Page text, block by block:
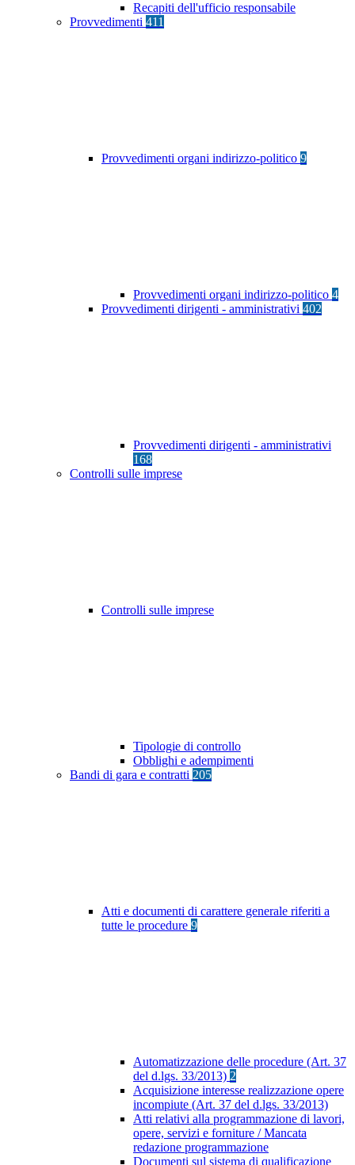
Recapiti dell'ufficio responsabile
Provvedimenti 411
Provvedimenti organi indirizzo-politico 9
Provvedimenti organi indirizzo-politico 4
Provvedimenti dirigenti - amministrativi 402
Provvedimenti dirigenti - amministrativi
168
Controlli sulle imprese
Controlli sulle imprese
Tipologie di controllo
Obblighi e adempimenti
Bandi di gara e contratti 205
Atti e documenti di carattere generale riferiti a
tutte le procedure 9
Automatizzazione delle procedure (Art. 37
del d.lgs. 33/2013) 2
Acquisizione interesse realizzazione opere
incompiute (Art. 37 del d.lgs. 33/2013)
Atti relativi alla programmazione di lavori,
opere, servizi e forniture / Mancata
redazione programmazione
Documenti sul sistema di qualificazione